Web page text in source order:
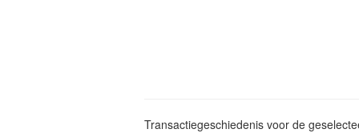
Transactiegeschiedenis voor de